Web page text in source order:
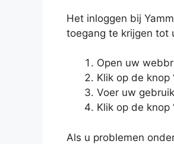
Het inloggen bij
toegang te krijgen tot
Open uw
Klik op de knop
Voer uw
Klik op de knop
Als u problemen